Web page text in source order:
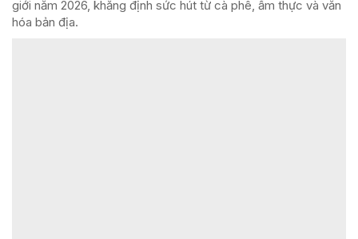
giới năm 2026, khẳng định sức hút từ cà phê, ẩm thực và văn
hóa bản địa.